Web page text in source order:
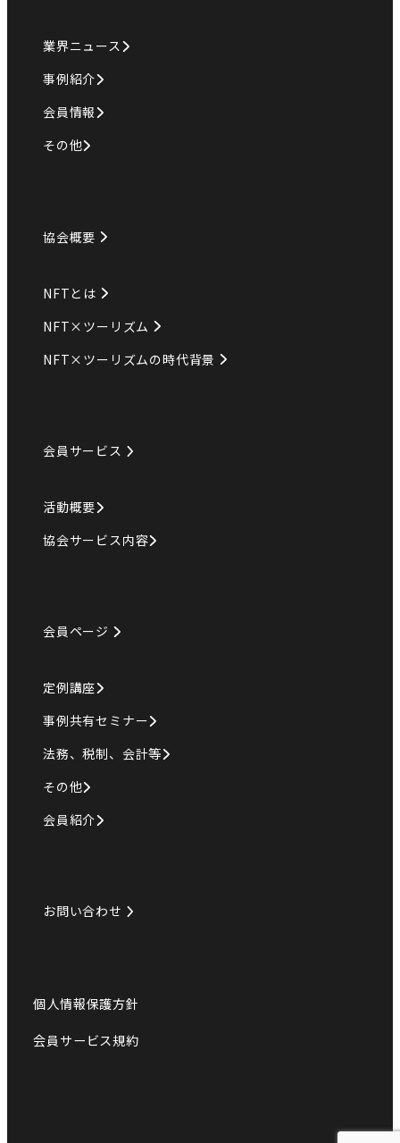
業界ニュース
事例紹介
会員情報
その他
協会概要
NFTとは
NFT×ツーリズム
NFT×ツーリズムの時代背景
会員サービス
活動概要
協会サービス内容
会員ページ
定例講座
事例共有セミナー
法務、税制、会計等
その他
会員紹介
お問い合わせ
個人情報保護方針
会員サービス規約